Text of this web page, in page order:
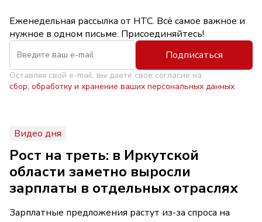
Еженедельная рассылка от НТС. Всё самое важное и
нужное в одном письме. Присоединяйтесь!
Подписаться
Оставляя свой e-mail, вы даете свое согласие на
сбор, обработку и хранение ваших персональных данных
Видео дня
Рост на треть: в Иркутской
области заметно выросли
зарплаты в отдельных отраслях
Зарплатные предложения растут из-за спроса на